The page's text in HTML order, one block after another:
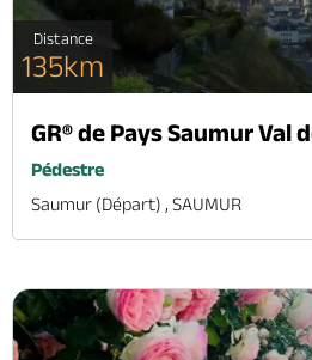
Distance
135km
GR® de Pays Saumur Val
Pédestre
Saumur (départ) , SAUMUR